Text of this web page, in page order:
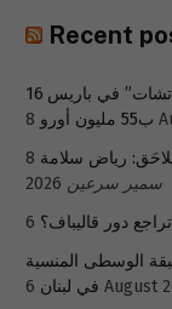
Recent
رودولف سعادة اشترى منزل مؤسس “سناب تشات” في باريس 16
ب55 مليون أورو 8
رياض سلامة 8 August
2026 سمير سرعين
دور قاليباف؟
الوسطى المنسية
في لبنان 6 August